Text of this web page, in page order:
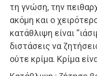
τη γνώση, την
ακόμη και ο
κατάθλιψη είναι
διστάσεις να
ούτε κρίμα. Κρίμα